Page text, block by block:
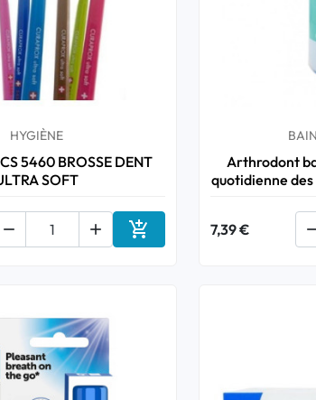
HYGIÈNE
5460 BROSSE DENT
SOFT
  Ajouter au panier
Arthrodont
quotidienne
7,39 €